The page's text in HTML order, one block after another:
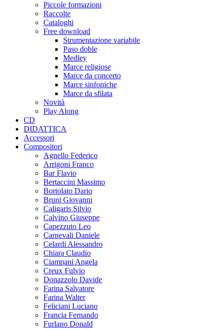
Piccole formazioni
Raccolte
Cataloghi
Free download
Strumentazione variabile
Paso doble
Medley
Marce religiose
Marce da concerto
Marce sinfoniche
Marce da sfilata
Novità
Play Along
CD
DIDATTICA
Accessori
Compositori
Agnello Federico
Arrigoni Franco
Bar Flavio
Bertaccini Massimo
Bortolato Dario
Bruni Giovanni
Caligaris Silvio
Calvino Giuseppe
Capezzuto Leo
Carnevali Daniele
Celardi Alessandro
Chiara Claudio
Ciampani Angela
Creux Fulvio
Donazzolo Davide
Farina Salvatore
Farina Walter
Feliciani Luciano
Francia Fernando
Furlano Donald